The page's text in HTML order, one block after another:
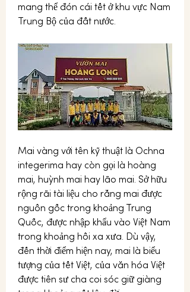
mang thể đón cái tết ở khu vực Nam
Trung Bộ của đất nước.
Mai vàng với tên kỹ thuật là Ochna
integerima hay còn gọi là hoàng
mai, huỳnh mai hay lão mai. Sở hữu
rộng rãi tài liệu cho rằng mai được
nguồn gốc trong khoảng Trung
Quốc, được nhập khẩu vào Việt Nam
trong khoảng hồi xa xưa. Dù vậy,
đến thời điểm hiện nay, mai là biểu
tượng của tết Việt, của văn hóa Việt
được tiên sư cha coi sóc giữ giàng